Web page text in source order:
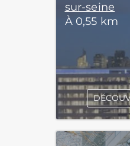
sur-seine
À 0,55 km